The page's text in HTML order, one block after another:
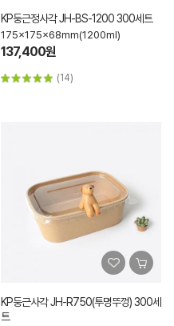
KP둥근정사각 JH-BS-1200 300세트
175x175x68mm(1200ml)
137,400원
(14)
KP둥근사각 JH-R750(투명뚜껑) 300세
트